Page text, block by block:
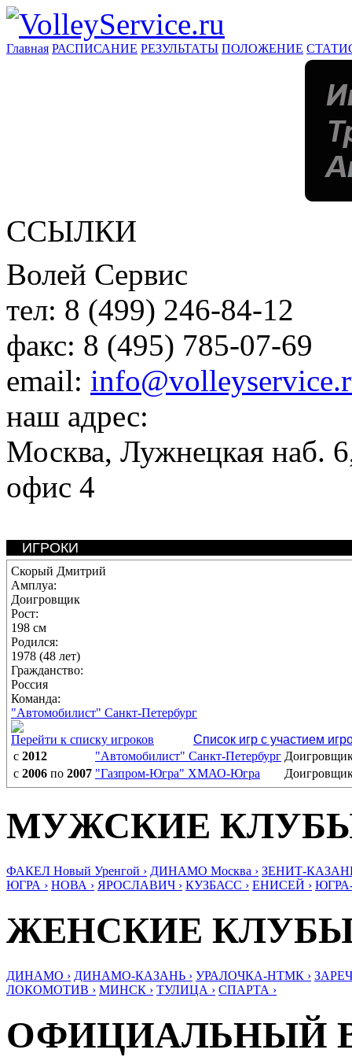
Главная РАСПИСАНИЕ РЕЗУЛЬТАТЫ ПОЛОЖЕНИЕ
ССЫЛКИ
Волей Сервис
тел: 8 (499) 246-84-12
факс: 8 (495) 785-07-69
email:
наш адрес:
Москва, Лужнецкая наб.
офис 4
ИГРОКИ
Скорый Дмитрий
Амплуа:
Доигровщик
Рост:
198 см
Родился:
1978 (48 лет)
Гражданство:
Россия
Команда:
"Автомобилист" Санкт-Петербург
Перейти к списку игроков
Список игр с участием
с 2012 "Автомобилист" Санкт-Петербург
с 2006 по 2007 "Газпром-Югра" ХМАО-Югра
МУЖСКИЕ
ФАКЕЛ Новый Уренгой › ДИНАМО Москва › ЗЕНИТ-
ЮГРА › НОВА › ЯРОСЛАВИЧ › КУЗБАСС › ЕНИСЕЙ ›
ЖЕНСКИЕ
ДИНАМО › ДИНАМО-КАЗАНЬ › УРАЛОЧКА-НТМК ›
ЛОКОМОТИВ › МИНСК › ТУЛИЦА › СПАРТА ›
ОФИЦИАЛЬНЫЙ